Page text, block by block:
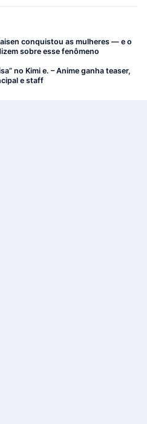
conquistou as mulheres — e o
sobre esse fenômeno
no Kimi e. – Anime ganha teaser,
e staff